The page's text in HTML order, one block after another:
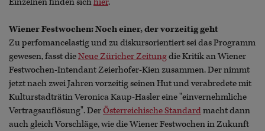
Einzelnen finden sichhier.
Wiener Festwochen: Noch einer, der vorzeitig geht
Zu perfomancelastig und zu diskursorientiert sei das Programm
gewesen, fasst dieNeue Züricher Zeitungdie Kritik an Wiener
Festwochen-Intendant Zeierhofer-Kien zusammen. Der nimmt
jetzt nach zwei Jahren vorzeitig seinen Hut und verabredete mit
Kulturstadträtin Veronica Kaup-Hasler eine "einvernehmliche
Vertragsauflösung". DerÖsterreichische Standardmacht dann
auch gleich Vorschläge, wie die Wiener Festwochen in Zukunft